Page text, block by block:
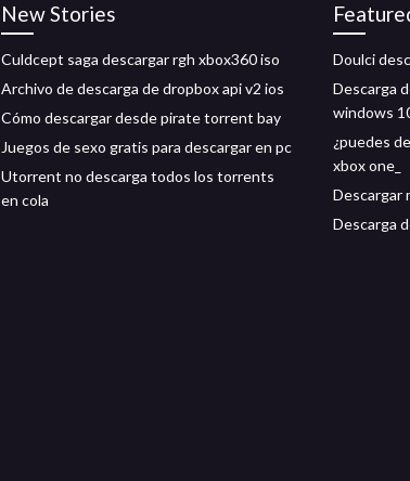
New Stories
Culdcept saga descargar rgh xbox360 iso
Archivo de descarga de dropbox api v2 ios
Cómo descargar desde pirate torrent bay
Juegos de sexo gratis para descargar en pc
Utorrent no descarga todos los torrents
en cola
Doulci
Descarga
windows
¿puedes
xbox one_
Descargar
Descarga